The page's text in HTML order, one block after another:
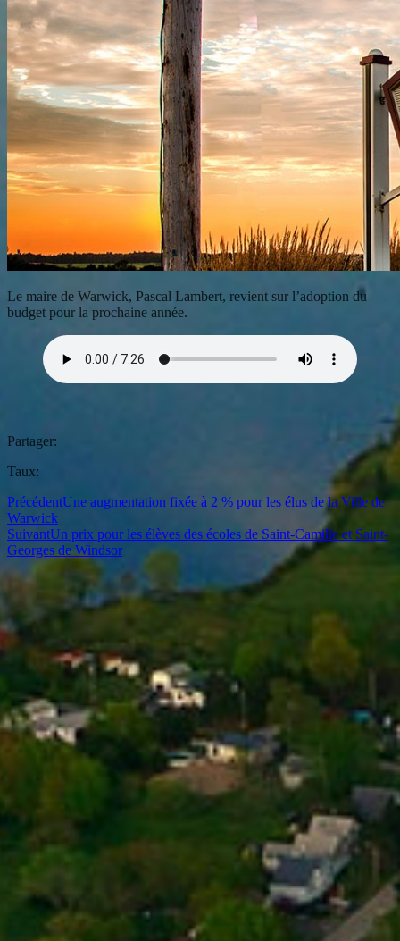
Le maire de Warwick, Pascal Lambert, revient sur l’adoption du
budget pour la prochaine année.
Partager:
Taux:
PrécédentUne augmentation fixée à 2 % pour les élus de la Ville de
Warwick
SuivantUn prix pour les élèves des écoles de Saint-Camille et Saint-
Georges de Windsor